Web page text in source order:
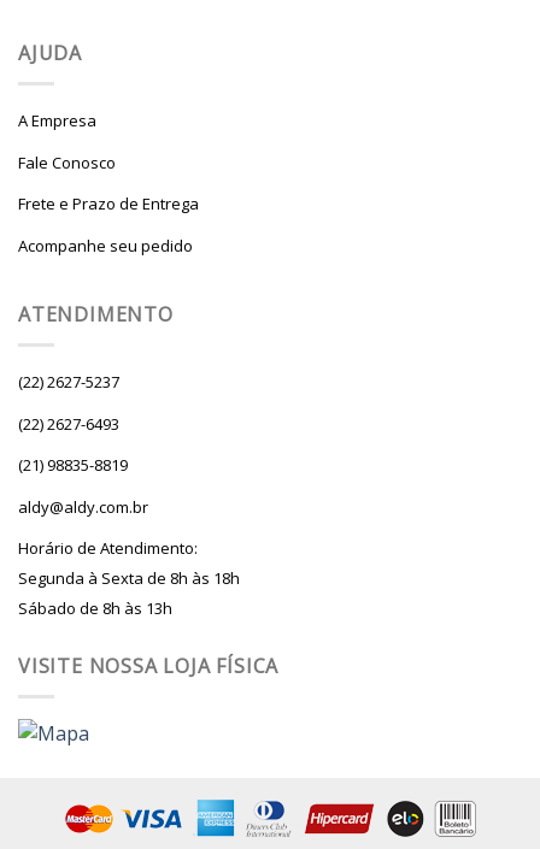
AJUDA
A Empresa
Fale Conosco
Frete e Prazo de Entrega
Acompanhe seu pedido
ATENDIMENTO
(22) 2627-5237
(22) 2627-6493
(21) 98835-8819
aldy@aldy.com.br
Horário de Atendimento:
Segunda à Sexta de 8h às 18h
Sábado de 8h às 13h
VISITE NOSSA LOJA FÍSICA